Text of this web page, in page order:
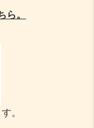
ら。
。